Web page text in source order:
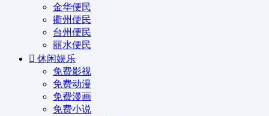
金华便民
衢州便民
台州便民
丽水便民
休闲娱乐
免费影视
免费动漫
免费漫画
免费小说